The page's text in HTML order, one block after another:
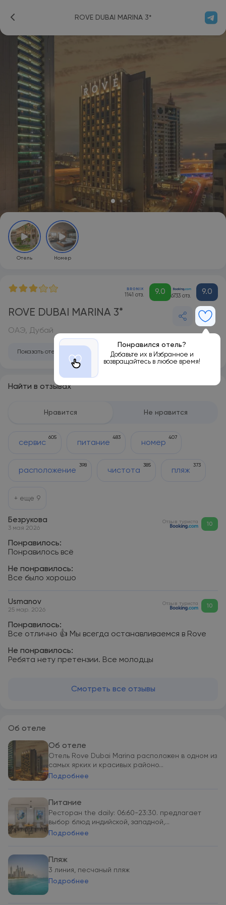
ROVE DUBAI MARINA 3*
Отель Номер
1141 отз. 9.0 6733 отз. 9.0
ROVE DUBAI MARINA 3*
Понравился отель?
Добавьте их в Избранное и
возвращайтесь в любое время!
ОАЭ, Дубай
Показать отель на карте
Найти в отзывах
Нравится Не нравится
сервис
605
питание
483
номер
407
расположение
398
чистота
385
пляж
373
+ еще 9
Безрукова
3 мая 2026
Отзыв туриста 10
Понравилось:
Понравилось всё
Не понравилось:
Все было хорошо
Usmanov
25 мар. 2026
Отзыв туриста 10
Понравилось:
Все отлично 👍 Мы всегда останавливаемся в Rove
Не понравилось:
Ребята нету претензии. Все молодцы
Смотреть все отзывы
Об отеле
Об отеле
Отель Rove Dubai Marina расположен в одном из
самых ярких и красивых районо...
Подробнее
Питание
Ресторан the daily: 06:60-23:30. предлагает
выбор блюд индийской, западной,...
Подробнее
Пляж
3 линия, песчаный пляж
Подробнее